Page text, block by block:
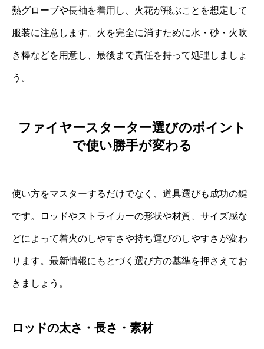
熱グローブや長袖を着用し、火花が飛ぶことを想定して
服装に注意します。火を完全に消すために水・砂・火吹
き棒などを用意し、最後まで責任を持って処理しましょ
う。
ファイヤースターター選びのポイント
で使い勝手が変わる
使い方をマスターするだけでなく、道具選びも成功の鍵
です。ロッドやストライカーの形状や材質、サイズ感な
どによって着火のしやすさや持ち運びのしやすさが変わ
ります。最新情報にもとづく選び方の基準を押さえてお
きましょう。
ロッドの太さ・長さ・素材